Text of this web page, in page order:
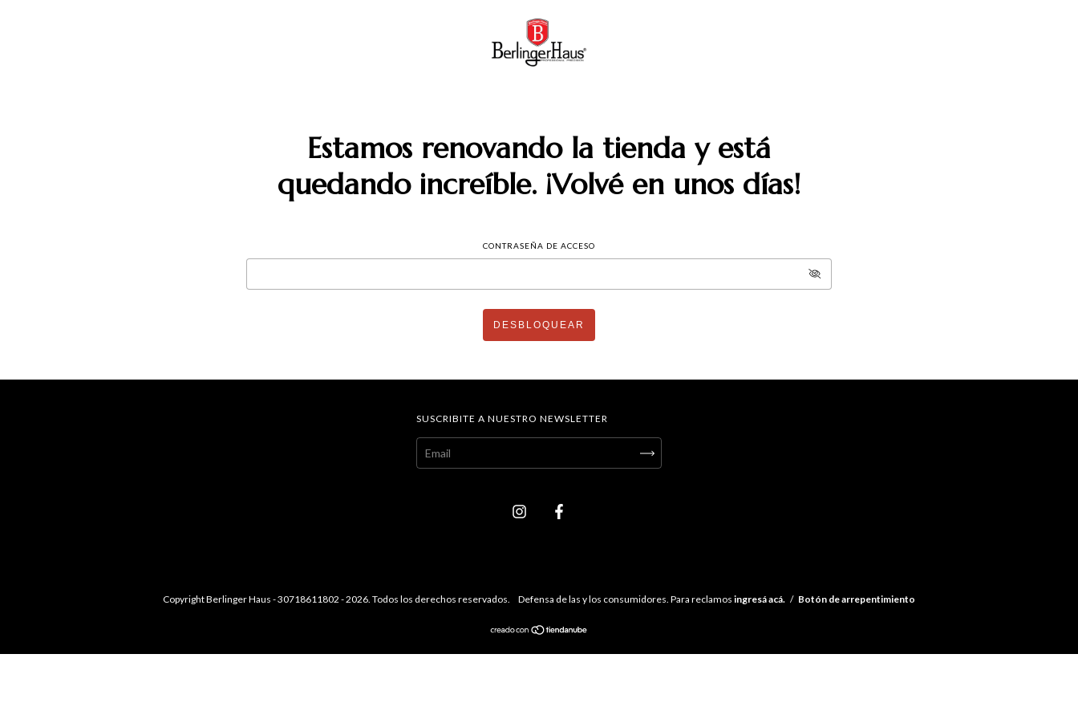
Estamos renovando la tienda y está
quedando increíble. ¡Volvé en unos días!
CONTRASEÑA DE ACCESO
DESBLOQUEAR
SUSCRIBITE A NUESTRO NEWSLETTER
Copyright Berlinger Haus - 30718611802 - 2026. Todos los derechos reservados. Defensa de las y los consumidores. Para reclamos ingresá acá. / Botón de arrepentimiento